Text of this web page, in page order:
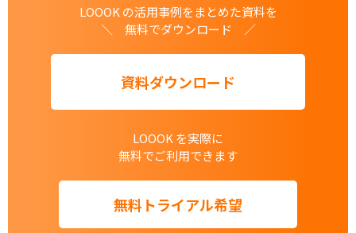
LOOOK の活用事例をまとめた資料を
＼ 無料でダウンロード ／
資料ダウンロード
LOOOK を実際に
無料でご利用できます
無料トライアル希望